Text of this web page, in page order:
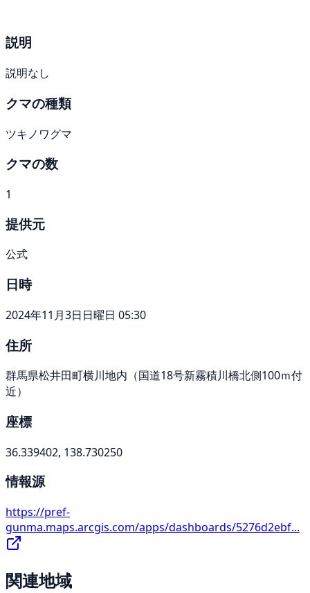
説明
説明なし
クマの種類
ツキノワグマ
クマの数
1
提供元
公式
日時
2024年11月3日日曜日 05:30
住所
群馬県松井田町横川地内（国道18号新霧積川橋北側100ｍ付
近）
座標
36.339402, 138.730250
情報源
https://pref-
gunma.maps.arcgis.com/apps/dashboards/5276d2ebf...
関連地域